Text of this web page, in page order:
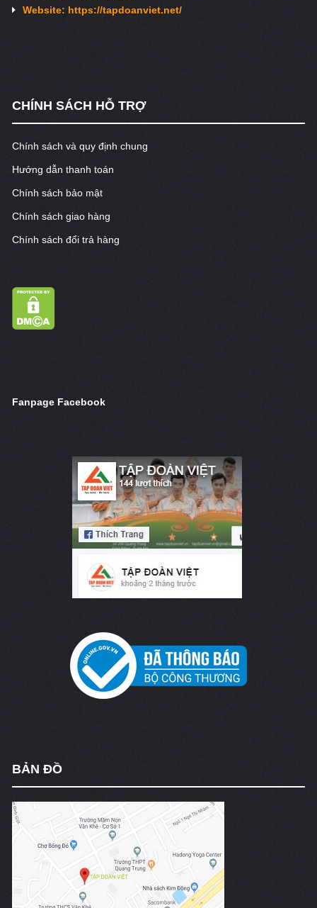
Website: https://tapdoanviet.net/
CHÍNH SÁCH HỖ TRỢ
Chính sách và quy định chung
Hướng dẫn thanh toán
Chính sách bảo mật
Chính sách giao hàng
Chính sách đổi trả hàng
Fanpage Facebook
BẢN ĐỒ